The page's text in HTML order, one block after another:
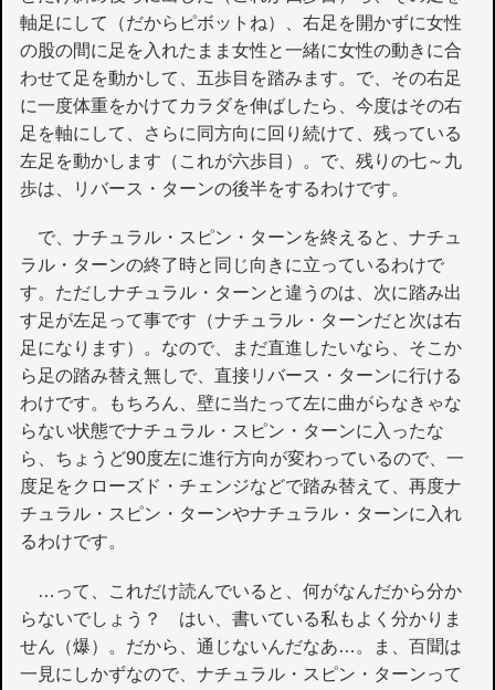
軸足にして（だからピボットね）、右足を開かずに女性
の股の間に足を入れたまま女性と一緒に女性の動きに合
わせて足を動かして、五歩目を踏みます。で、その右足
に一度体重をかけてカラダを伸ばしたら、今度はその右
足を軸にして、さらに同方向に回り続けて、残っている
左足を動かします（これが六歩目）。で、残りの七～九
歩は、リバース・ターンの後半をするわけです。
で、ナチュラル・スピン・ターンを終えると、ナチュ
ラル・ターンの終了時と同じ向きに立っているわけで
す。ただしナチュラル・ターンと違うのは、次に踏み出
す足が左足って事です（ナチュラル・ターンだと次は右
足になります）。なので、まだ直進したいなら、そこか
ら足の踏み替え無しで、直接リバース・ターンに行ける
わけです。もちろん、壁に当たって左に曲がらなきゃな
らない状態でナチュラル・スピン・ターンに入ったな
ら、ちょうど90度左に進行方向が変わっているので、一
度足をクローズド・チェンジなどで踏み替えて、再度ナ
チュラル・スピン・ターンやナチュラル・ターンに入れ
るわけです。
…って、これだけ読んでいると、何がなんだから分か
らないでしょう？ はい、書いている私もよく分かりま
せん（爆）。だから、通じないんだなあ…。ま、百聞は
一見にしかずなので、ナチュラル・スピン・ターンって